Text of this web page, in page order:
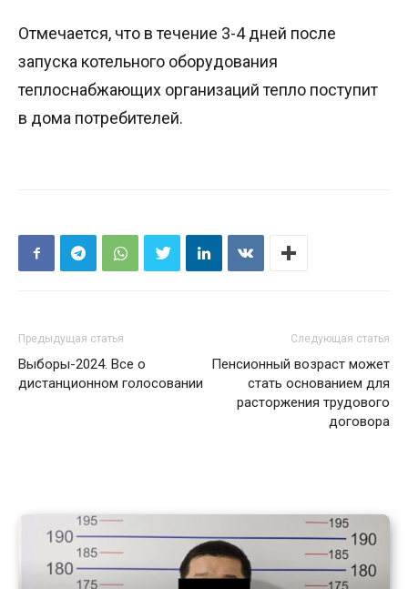
Отмечается, что в течение 3-4 дней после
запуска котельного оборудования
теплоснабжающих организаций тепло поступит
в дома потребителей.
Предыдущая статья
Выборы-2024. Все о
дистанционном голосовании
Следующая статья
Пенсионный возраст может
стать основанием для
расторжения трудового
договора